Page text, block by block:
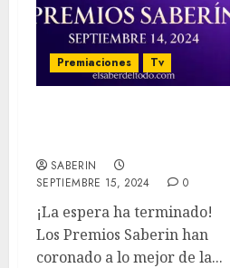
Premiaciones Tv
SABERIN
SEPTIEMBRE 15, 2024
0
¡La espera ha terminado!
Los Premios Saberin han
coronado a lo mejor de la...